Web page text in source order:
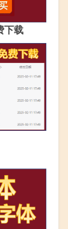
下载